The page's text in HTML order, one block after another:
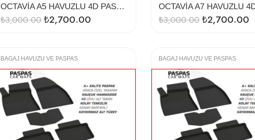
OCTAVİA A5 HAVUZLU 4D PASPAS
₺3,000.00₺2,700.00 ₺3,000.00₺2,700.00
BAGAJ HAVUZU VE PASPAS BAGAJ HAVUZU VE PASPAS